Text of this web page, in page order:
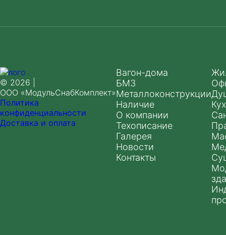
© 2026 |
ООО «МодульСнабКомплект»
Политика
конфиденциальности
Доставка и оплата
Вагон-дома
БМЗ
Металлоконструкции
Наличие
О компании
Техописание
Галерея
Новости
Контакты